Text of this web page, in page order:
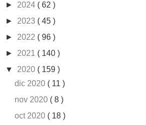
► 2024 ( 62 )
► 2023 ( 45 )
► 2022 ( 96 )
► 2021 ( 140 )
▼ 2020 ( 159 )
dic 2020 ( 11 )
nov 2020 ( 8 )
oct 2020 ( 18 )